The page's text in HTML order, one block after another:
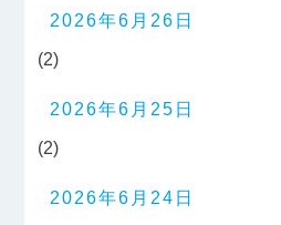
2026年6月26日
(2)
2026年6月25日
(2)
2026年6月24日